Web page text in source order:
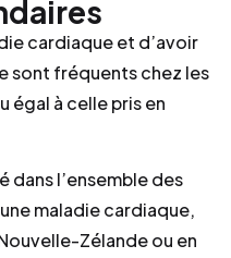
cardiaque et d’avoir
sont fréquents chez les
égal à celle pris en
dans l’ensemble des
maladie cardiaque,
Zélande ou en